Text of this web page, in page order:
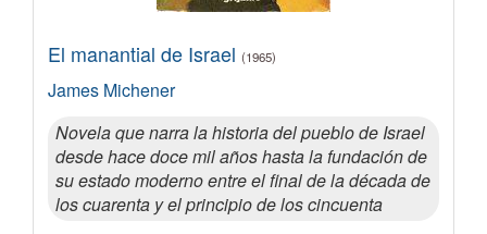
El manantial de Israel (1965)
James Michener
Novela que narra la historia del pueblo de Israel
desde hace doce mil años hasta la fundación de
su estado moderno entre el final de la década de
los cuarenta y el principio de los cincuenta